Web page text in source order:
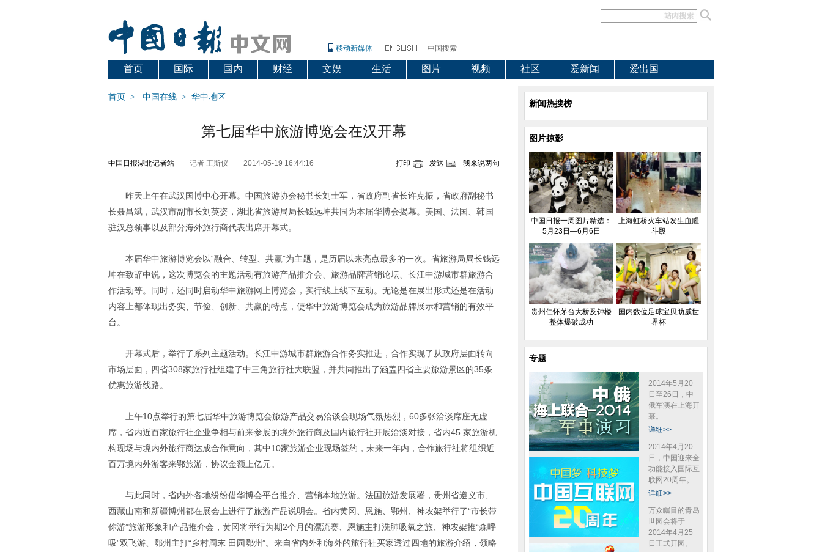
移动新媒体 中国搜索
首页 国际 国内 财经 文娱 生活 图片 视频 社区 爱新闻 爱出国
首页 > 中国在线 > 华中地区
第七届华中旅游博览会在汉开幕
中国日报湖北记者站 记者 王斯仪 2014-05-19 16:44:16 打印 发送 我来说两句
昨天上午在武汉国博中心开幕。中国旅游协会秘书长刘士军，省政府副省长许克振，省政府副秘书
长聂昌斌，武汉市副市长刘英姿，湖北省旅游局局长钱远坤共同为本届华博会揭幕。美国、法国、韩国
驻汉总领事以及部分海外旅行商代表出席开幕式。
本届华中旅游博览会以“融合、转型、共赢”为主题，是历届以来亮点最多的一次。省旅游局局长钱远
坤在致辞中说，这次博览会的主题活动有旅游产品推介会、旅游品牌营销论坛、长江中游城市群旅游合
作活动等。同时，还同时启动华中旅游网上博览会，实行线上线下互动。无论是在展出形式还是在活动
内容上都体现出务实、节俭、创新、共赢的特点，使华中旅游博览会成为旅游品牌展示和营销的有效平
台。
开幕式后，举行了系列主题活动。长江中游城市群旅游合作务实推进，合作实现了从政府层面转向
市场层面，四省308家旅行社组建了中三角旅行社大联盟，并共同推出了涵盖四省主要旅游景区的35条
优惠旅游线路。
上午10点举行的第七届华中旅游博览会旅游产品交易洽谈会现场气氛热烈，60多张洽谈席座无虚
席，省内近百家旅行社企业争相与前来参展的境外旅行商及国内旅行社开展洽淡对接，省内45 家旅游机
构现场与境内外旅行商达成合作意向，其中10家旅游企业现场签约，未来一年内，合作旅行社将组织近
百万境内外游客来鄂旅游，协议金额上亿元。
与此同时，省内外各地纷纷借华博会平台推介、营销本地旅游。法国旅游发展署，贵州省遵义市、
西藏山南和新疆博州都在展会上进行了旅游产品说明会。省内黄冈、恩施、鄂州、神农架举行了“市长带
你游”旅游形象和产品推介会，黄冈将举行为期2个月的漂流赛、恩施主打洗肺吸氧之旅、神农架推“森呼
吸”双飞游、鄂州主打“乡村周末 田园鄂州”。来自省内外和海外的旅行社买家透过四地的旅游介绍，领略
新闻热搜榜
图片掠影
中国日报一周图片精选：
5月23日—6月6日
上海虹桥火车站发生血腥
斗殴
贵州仁怀茅台大桥及钟楼
整体爆破成功
国内数位足球宝贝助威世
界杯
专题
2014年5月20
日至26日，中
俄军演在上海开
幕。
详细>>
2014年4月20
日，中国迎来全
功能接入国际互
联网20周年。
详细>>
万众瞩目的青岛
世园会将于
2014年4月25
日正式开园。